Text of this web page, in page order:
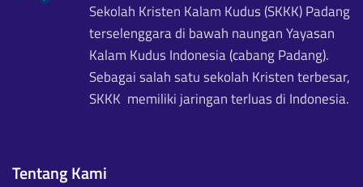
Sekolah Kristen Kalam Kudus (SKKK) Padang
terselenggara di bawah naungan Yayasan
Kalam Kudus Indonesia (cabang Padang).
Sebagai salah satu sekolah Kristen terbesar,
SKKK memiliki jaringan terluas di Indonesia.
Tentang Kami